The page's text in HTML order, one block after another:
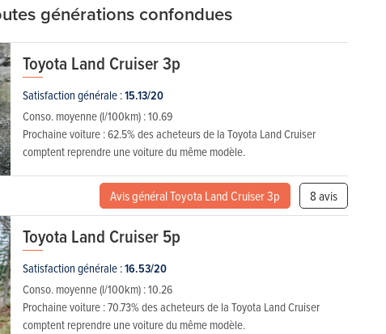
générations confondues
Toyota Land Cruiser 3p
Satisfaction générale :15.13/20
Conso. moyenne (l/100km) :10.69
Prochaine voiture :62.5% des acheteurs de la Toyota Land Cruiser
comptent reprendre une voiture du même modèle.
Avis général Toyota Land Cruiser 3p 8 avis
Toyota Land Cruiser 5p
Satisfaction générale :16.53/20
Conso. moyenne (l/100km) :10.26
Prochaine voiture :70.73% des acheteurs de la Toyota Land Cruiser
comptent reprendre une voiture du même modèle.